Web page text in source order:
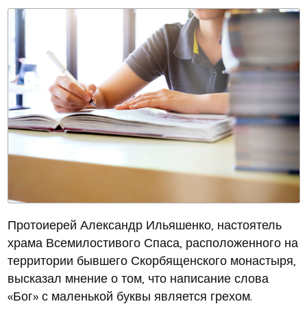
Протоиерей Александр Ильяшенко, настоятель
храма Всемилостивого Спаса, расположенного на
территории бывшего Скорбященского монастыря,
высказал мнение о том, что написание слова
«Бог» с маленькой буквы является грехом.